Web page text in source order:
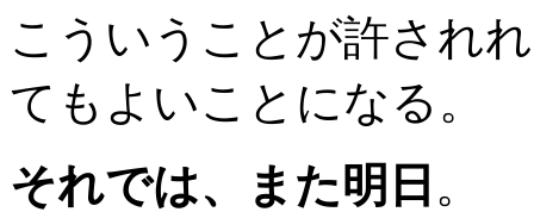
こういうことが許され
てもよいことにな
それでは、また明日 。